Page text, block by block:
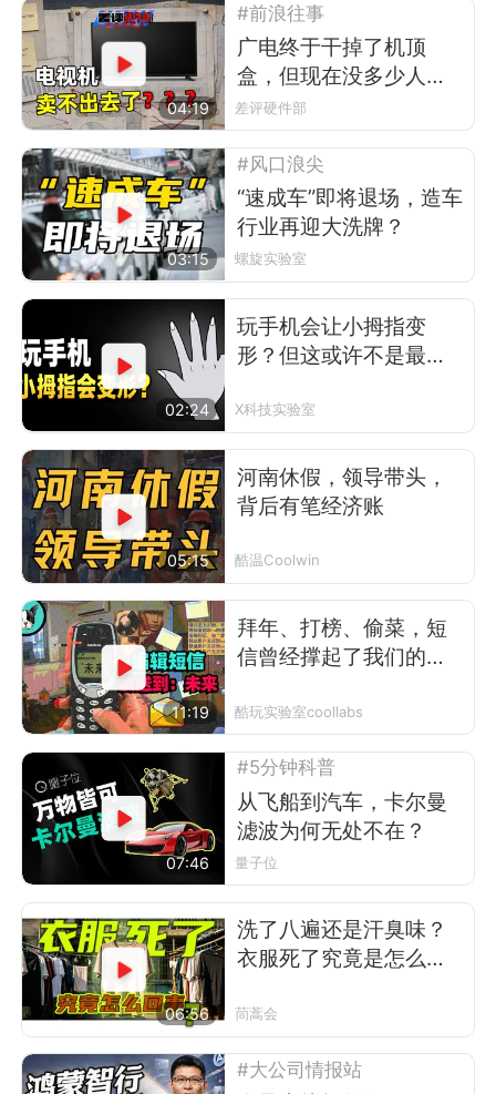
04:19
#前浪往事
广电终于干掉了机顶
盒，但现在没多少人看
电视了
差评硬件部
03:15
#风口浪尖
“速成车”即将退场，造车
行业再迎大洗牌？
螺旋实验室
02:24
玩手机会让小拇指变
形？但这或许不是最可
X科技实验室
05:15
河南休假，领导带头，
背后有笔经济账
酷温Coolwin
11:19
拜年、打榜、偷菜，短
信曾经撑起了我们的前
酷玩实验室coollabs
07:46
#5分钟科普
从飞船到汽车，卡尔曼
滤波为何无处不在？
量子位
06:56
洗了八遍还是汗臭味？
衣服死了究竟是怎么回
茼蒿会
#大公司情报站